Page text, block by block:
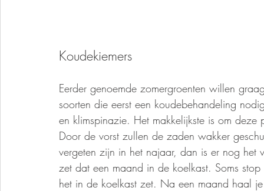
Koudekiemers
Eerder genoemde zomergroenten willen
soorten die eerst een koudebehandeling
en klimspinazie. Het makkelijkste is om
Door de vorst zullen de zaden wakker
vergeten zijn in het najaar, dan is er nog
zet dat een maand in de koelkast. Soms
het in de koelkast zet. Na een maand haal